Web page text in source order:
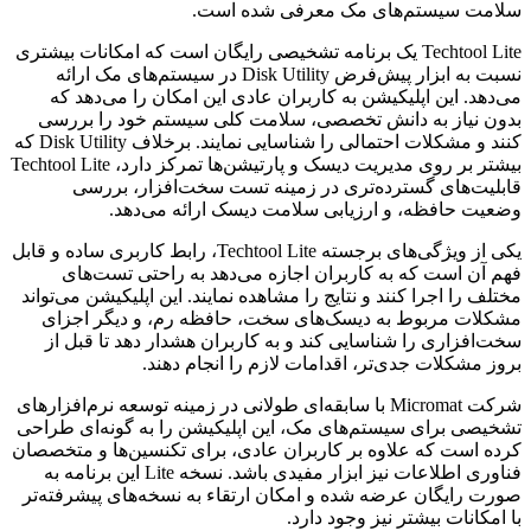
سلامت سیستم‌های مک معرفی شده است.
Techtool Lite یک برنامه تشخیصی رایگان است که امکانات بیشتری
نسبت به ابزار پیش‌فرض Disk Utility در سیستم‌های مک ارائه
می‌دهد. این اپلیکیشن به کاربران عادی این امکان را می‌دهد که
بدون نیاز به دانش تخصصی، سلامت کلی سیستم خود را بررسی
کنند و مشکلات احتمالی را شناسایی نمایند. برخلاف Disk Utility که
بیشتر بر روی مدیریت دیسک و پارتیشن‌ها تمرکز دارد، Techtool Lite
قابلیت‌های گسترده‌تری در زمینه تست سخت‌افزار، بررسی
وضعیت حافظه، و ارزیابی سلامت دیسک ارائه می‌دهد.
یکی از ویژگی‌های برجسته Techtool Lite، رابط کاربری ساده و قابل
فهم آن است که به کاربران اجازه می‌دهد به راحتی تست‌های
مختلف را اجرا کنند و نتایج را مشاهده نمایند. این اپلیکیشن می‌تواند
مشکلات مربوط به دیسک‌های سخت، حافظه رم، و دیگر اجزای
سخت‌افزاری را شناسایی کند و به کاربران هشدار دهد تا قبل از
بروز مشکلات جدی‌تر، اقدامات لازم را انجام دهند.
شرکت Micromat با سابقه‌ای طولانی در زمینه توسعه نرم‌افزارهای
تشخیصی برای سیستم‌های مک، این اپلیکیشن را به گونه‌ای طراحی
کرده است که علاوه بر کاربران عادی، برای تکنسین‌ها و متخصصان
فناوری اطلاعات نیز ابزار مفیدی باشد. نسخه Lite این برنامه به
صورت رایگان عرضه شده و امکان ارتقاء به نسخه‌های پیشرفته‌تر
با امکانات بیشتر نیز وجود دارد.